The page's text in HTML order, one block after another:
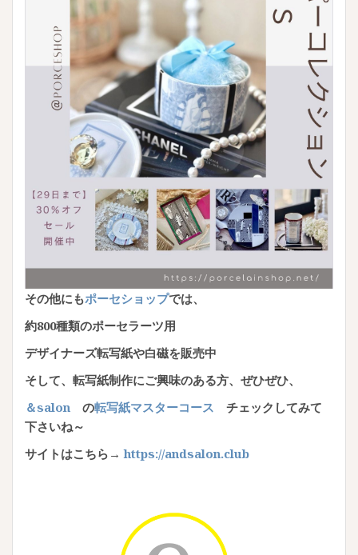
その他にもポーセショップでは、
約800種類のポーセラーツ用
デザイナーズ転写紙や白磁を販売中
そして、転写紙制作にご興味のある方、ぜひぜひ、
＆salon の転写紙マスターコース チェックしてみて
下さいね～
サイトはこちら→https://andsalon.club